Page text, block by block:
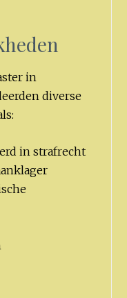
in
diverse
in strafrecht